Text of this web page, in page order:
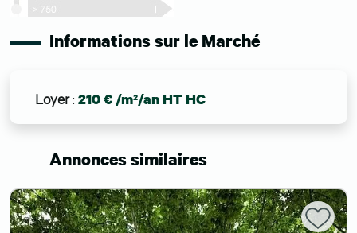
Informations sur le Marché
Loyer: 210 € /m²/an HT HC
Annonces similaires